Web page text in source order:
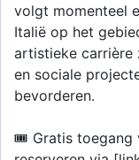
volgt momenteel
Italië op het
artistieke carrière
en sociale
bevorderen.
🎟️ Gratis toegang